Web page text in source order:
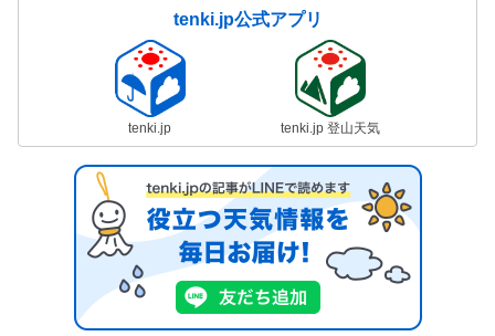
tenki.jp公式アプリ
tenki.jp tenki.jp 登山天気